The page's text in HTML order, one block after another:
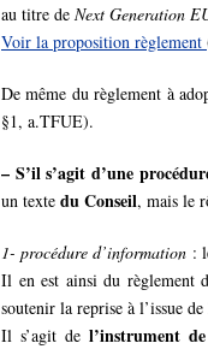
au titre de Next Generation
Voir la proposition règlement
De même du règlement à
§1, a.TFUE).
– S’il s’agit d’une
un texte du Conseil, mais le
1- procédure d’information :
Il en est ainsi du règlement
soutenir la reprise à l’issue
Il s’agit de l’instrument